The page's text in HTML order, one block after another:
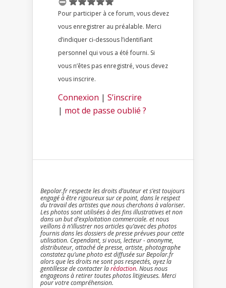
Pour participer à ce forum, vous devez
vous enregistrer au préalable. Merci
d’indiquer ci-dessous l’identifiant
personnel qui vous a été fourni. Si
vous n’êtes pas enregistré, vous devez
vous inscrire.
Connexion | S’inscrire
| mot de passe oublié ?
Bepolar.fr respecte les droits d’auteur et s’est toujours
engagé à être rigoureux sur ce point, dans le respect
du travail des artistes que nous cherchons à valoriser.
Les photos sont utilisées à des fins illustratives et non
dans un but d’exploitation commerciale. et nous
veillons à n’illustrer nos articles qu’avec des photos
fournis dans les dossiers de presse prévues pour cette
utilisation. Cependant, si vous, lecteur - anonyme,
distributeur, attaché de presse, artiste, photographe
constatez qu’une photo est diffusée sur Bepolar.fr
alors que les droits ne sont pas respectés, ayez la
gentillesse de contacter larédaction. Nous nous
engageons à retirer toutes photos litigieuses. Merci
pour votre compréhension.